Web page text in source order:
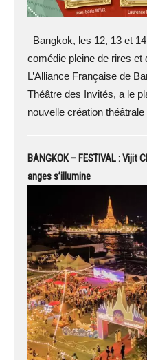
Bangkok, les 12, 13 et
comédie pleine de rires et
L’Alliance Française de
Théâtre des Invités, a le
nouvelle création
BANGKOK – FESTIVAL : Vijit
anges s’illumine